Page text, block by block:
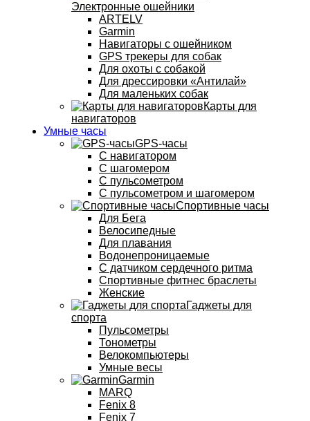
Электронные ошейники
ARTELV
Garmin
Навигаторы с ошейником
GPS трекеры для собак
Для охоты с собакой
Для дрессировки «Антилай»
Для маленьких собак
Карты для
навигаторов
Умные часы
GPS-часы
С навигатором
С шагомером
С пульсометром
С пульсометром и шагомером
Спортивные часы
Для Бега
Велосипедные
Для плавания
Водонепроницаемые
С датчиком сердечного ритма
Спортивные фитнес браслеты
Женские
Гаджеты для
спорта
Пульсометры
Тонометры
Велокомпьютеры
Умные весы
Garmin
MARQ
Fenix 8
Fenix 7